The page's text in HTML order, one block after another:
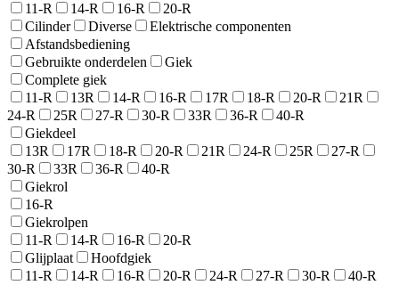
11-R
14-R 16-R
20-R
Cilinder
Diverse
Elektrische componenten
Afstandsbediening
Gebruikte onderdelen
Giek
Complete giek
11-R
13R 14-R 16-R 17R 18-R 20-R
21R
24-R
25R 27-R 30-R 33R 36-R
40-R
Giekdeel
13R
17R 18-R 20-R 21R 24-R 25R
27-R
30-R
33R 36-R
40-R
Giekrol
16-R
Giekrolpen
11-R
14-R 16-R
20-R
Glijplaat
Hoofdgiek
11-R
14-R 16-R 20-R 24-R 27-R 30-R
40-R